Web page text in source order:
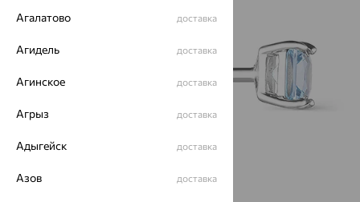
Агалатово доставка
Агидель доставка
Агинское доставка
Агрыз доставка
Адыгейск доставка
Азов доставка